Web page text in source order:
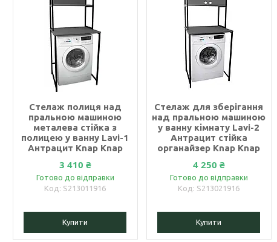
Стелаж полиця над
пральною машиною
металева стійка з
полицею у ванну Lavi-1
Антрацит Knap Knap
3 410 ₴
Готово до відправки
S213011916
Купити
Стелаж для зберігання
над пральною машиною
у ванну кімнату Lavi-2
Антрацит стійка
органайзер Knap Knap
4 250 ₴
Готово до відправки
S213021916
Купити